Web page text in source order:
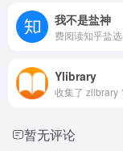
我不是盐神
Ylibrary
暂无评论